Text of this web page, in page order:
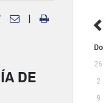
Do
26
2
9
|
DE